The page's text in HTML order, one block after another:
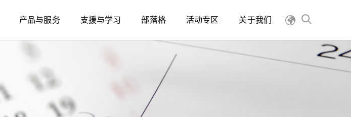
产品与服务 支援与学习 部落格 活动专区 关于我们